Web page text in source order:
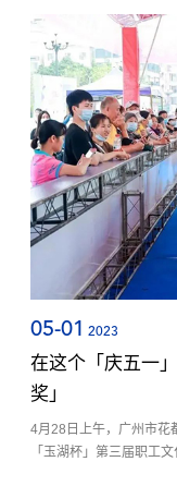
05-01 2023
在这个「庆五一
奖」
4月28日上午，广州市花
「玉湖杯」第三届职工文